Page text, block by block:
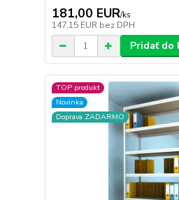
181,00 EUR/ks
147,15 EUR bez DPH
Pridať do
TOP produkt
Novinka
Doprava ZADARMO